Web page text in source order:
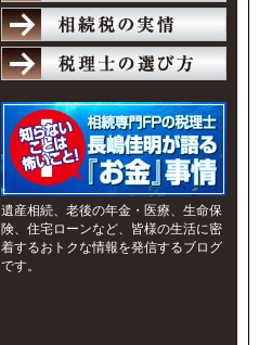
遺産相続、老後の年金・医療、生命保
険、住宅ローンなど、皆様の生活に密
着するおトクな情報を発信するブログ
です。